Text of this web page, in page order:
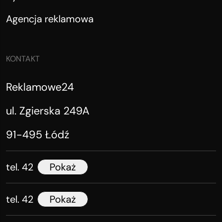
Agencja reklamowa
KONTAKT
Reklamowe24
ul. Zgierska 249A
91-495 Łódź
tel. 42 Pokaż
tel. 42 Pokaż